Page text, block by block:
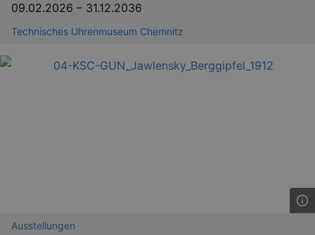
09.02.2026 – 31.12.2036
Technisches Uhrenmuseum Chemnitz
Ausstellungen
staging.kulturkalender-
2